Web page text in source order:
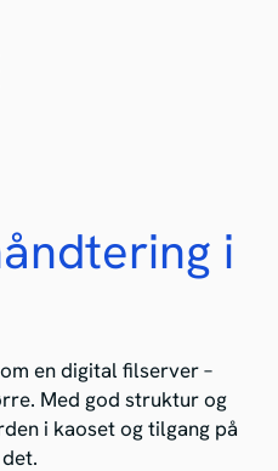
i
en digital filserver –
Med god struktur og
i kaoset og tilgang på